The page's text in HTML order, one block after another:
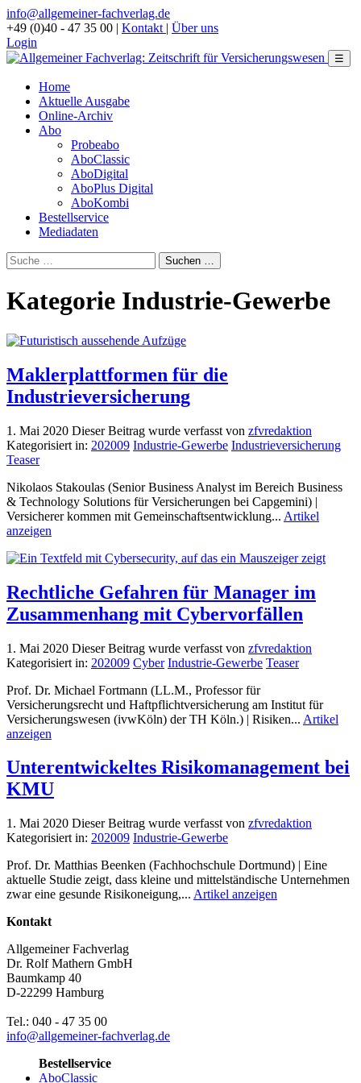
info@allgemeiner-fachverlag.de
+49 (0)40 - 47 35 00 | Kontakt | Über uns
Login
☰
Home
Aktuelle Ausgabe
Online-Archiv
Abo
Probeabo
AboClassic
AboDigital
AboPlus Digital
AboKombi
Bestellservice
Mediadaten
Kategorie Industrie-Gewerbe
Maklerplattformen für die
Industrieversicherung
1. Mai 2020 Dieser Beitrag wurde verfasst von zfvredaktion
Kategorisiert in: 202009 Industrie-Gewerbe Industrieversicherung
Teaser
Nikolaos Stakoulas (Senior Business Analyst im Bereich Business
& Technology Solutions für Versicherungen bei Capgemini) |
Versicherer kommen mit Gemeinschaftsentwicklung... Artikel
anzeigen
Rechtliche Gefahren für Manager im
Zusammenhang mit Cybervorfällen
1. Mai 2020 Dieser Beitrag wurde verfasst von zfvredaktion
Kategorisiert in: 202009 Cyber Industrie-Gewerbe Teaser
Prof. Dr. Michael Fortmann (LL.M., Professor für
Versicherungsrecht und Haftpflichtversicherung am Institut für
Versicherungswesen (ivwKöln) der TH Köln.) | Risiken... Artikel
anzeigen
Unterentwickeltes Risikomanagement bei
KMU
1. Mai 2020 Dieser Beitrag wurde verfasst von zfvredaktion
Kategorisiert in: 202009 Industrie-Gewerbe
Prof. Dr. Matthias Beenken (Fachhochschule Dortmund) | Eine
aktuelle Studie zeigt, dass kleine und mittelständische Unternehmen
zwar eine gesunde Risikoneigung,... Artikel anzeigen
Kontakt
Allgemeiner Fachverlag
Dr. Rolf Mathern GmbH
Baumkamp 40
D-22299 Hamburg
Tel.: 040 - 47 35 00
info@allgemeiner-fachverlag.de
Bestellservice
AboClassic